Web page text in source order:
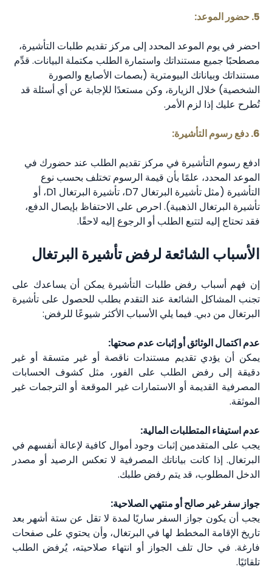
5. حضور الموعد:
احضر في يوم الموعد المحدد إلى مركز تقديم طلبات التأشيرة،
مصطحبًا جميع مستنداتك واستمارة الطلب مكتملة البيانات. قدِّم
مستنداتك وبياناتك البيومترية (بصمات الأصابع والصورة
الشخصية) خلال الزيارة، وكن مستعدًا للإجابة عن أي أسئلة قد
تُطرح عليك إذا لزم الأمر.
6. دفع رسوم التأشيرة:
ادفع رسوم التأشيرة في مركز تقديم الطلب عند حضورك في
الموعد المحدد، علمًا بأن قيمة الرسوم تختلف بحسب نوع
التأشيرة (مثل تأشيرة البرتغال D7، تأشيرة البرتغال D1، أو
تأشيرة البرتغال الذهبية). احرص على الاحتفاظ بإيصال الدفع،
فقد تحتاج إليه لتتبع الطلب أو الرجوع إليه لاحقًا.
الأسباب الشائعة لرفض تأشيرة البرتغال
إن فهم أسباب رفض طلبات التأشيرة يمكن أن يساعدك على
تجنب المشاكل الشائعة عند التقدم بطلب للحصول على تأشيرة
البرتغال من دبي. فيما يلي الأسباب الأكثر شيوعًا للرفض:
عدم اكتمال الوثائق أو إثبات عدم صحتها:
يمكن أن يؤدي تقديم مستندات ناقصة أو غير متسقة أو غير
دقيقة إلى رفض الطلب على الفور، مثل كشوف الحسابات
المصرفية القديمة أو الاستمارات غير الموقعة أو الترجمات غير
الموثقة.
عدم استيفاء المتطلبات المالية:
يجب على المتقدمين إثبات وجود أموال كافية لإعالة أنفسهم في
البرتغال. إذا كانت بياناتك المصرفية لا تعكس الرصيد أو مصدر
الدخل المطلوب، قد يتم رفض طلبك.
جواز سفر غير صالح أو منتهي الصلاحية:
يجب أن يكون جواز السفر ساريًا لمدة لا تقل عن ستة أشهر بعد
تاريخ الإقامة المخطط لها في البرتغال، وأن يحتوي على صفحات
فارغة. في حال تلف الجواز أو انتهاء صلاحيته، يُرفض الطلب
تلقائيًا.